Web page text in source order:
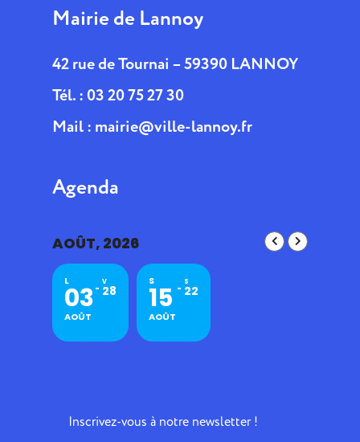
Mairie de Lannoy
42 rue de Tournai – 59390 LANNOY
Tél. : 03 20 75 27 30
Mail : mairie@ville-lannoy.fr
Agenda
AOÛT, 2026
L
03
AOÛT
V
28
S
15
AOÛT
S
22
Inscrivez-vous à notre newsletter !